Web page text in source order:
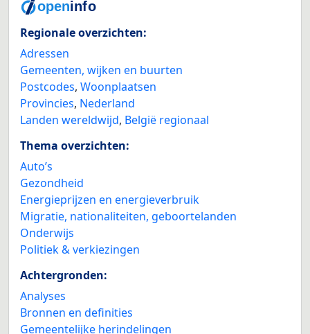
Regionale overzichten:
Adressen
Gemeenten, wijken en buurten
Postcodes, Woonplaatsen
Provincies, Nederland
Landen wereldwijd, België regionaal
Thema overzichten:
Auto’s
Gezondheid
Energieprijzen en energieverbruik
Migratie, nationaliteiten, geboortelanden
Onderwijs
Politiek & verkiezingen
Achtergronden:
Analyses
Bronnen en definities
Gemeentelijke herindelingen